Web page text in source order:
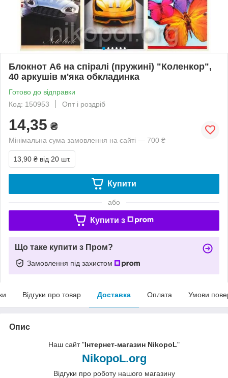
Блокнот А6 на спіралі (пружині) "Коленкор",
40 аркушів м'яка обкладинка
Готово до відправки
Код: 150953
Опт і роздріб
14,35 ₴
Мінімальна сума замовлення на сайті — 700 ₴
13,90 ₴ від 20 шт.
Купити
або
Купити з
Що таке купити з Пром?
Замовлення під захистом
Відгуки про товар Доставка Оплата Умови
Опис
Наш сайт "Інтернет-магазин NikopoL"
NikopoL.org
Відгуки про роботу нашого магазину